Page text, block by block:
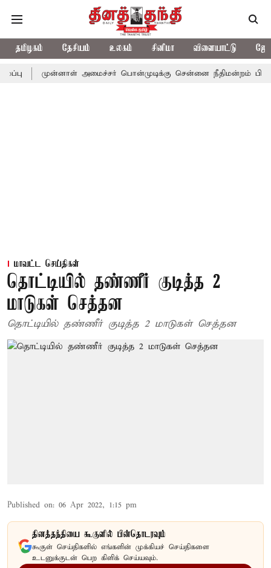
தமிழகம் தேசியம் உலகம் சினிமா விளையாட்டு
அமைச்சர் பொன்முடிக்கு சென்னை நீதிமன்றம் பிடிவாராண்ட்
மாவட்ட செய்திகள்
தொட்டியில் தண்ணீர் குடித்த 2
மாடுகள் செத்தன
தொட்டியில் தண்ணீர் குடித்த 2 மாடுகள் செத்தன
Published on: 06 Apr 2022, 1:15 pm
தினத்தந்தியை கூகுளில் பின்தொடரவும்
கூகுள் செய்திகளில் எங்களின் முக்கியச் செய்திகளை
உடனுக்குடன் பெற கிளிக் செய்யவும்.